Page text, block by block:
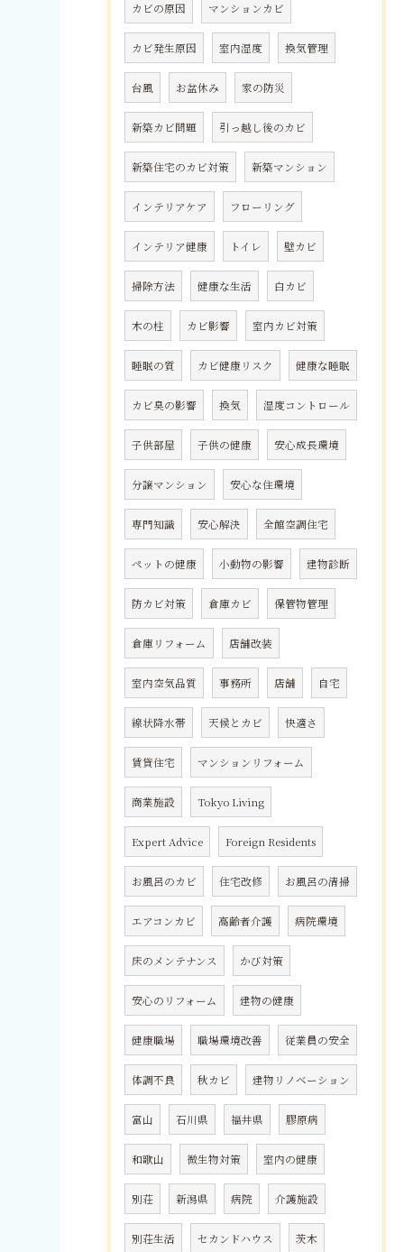
カビの原因 マンションカビ
カビ発生原因 室内湿度 換気管理
台風 お盆休み 家の防災
新築カビ問題 引っ越し後のカビ
新築住宅のカビ対策 新築マンション
インテリアケア フローリング
インテリア健康 トイレ 壁カビ
掃除方法 健康な生活 白カビ
木の柱 カビ影響 室内カビ対策
睡眠の質 カビ健康リスク 健康な睡眠
カビ臭の影響 換気 湿度コントロール
子供部屋 子供の健康 安心成長環境
分譲マンション 安心な住環境
専門知識 安心解決 全館空調住宅
ペットの健康 小動物の影響 建物診断
防カビ対策 倉庫カビ 保管物管理
倉庫リフォーム 店舗改装
室内空気品質 事務所 店舗 自宅
線状降水帯 天候とカビ 快適さ
賃貸住宅 マンションリフォーム
商業施設 Tokyo Living
Expert Advice Foreign Residents
お風呂のカビ 住宅改修 お風呂の清掃
エアコンカビ 高齢者介護 病院環境
床のメンテナンス かび対策
安心のリフォーム 建物の健康
健康職場 職場環境改善 従業員の安全
体調不良 秋カビ 建物リノベーション
富山 石川県 福井県 膠原病
和歌山 微生物対策 室内の健康
別荘 新潟県 病院 介護施設
別荘生活 セカンドハウス 茨木